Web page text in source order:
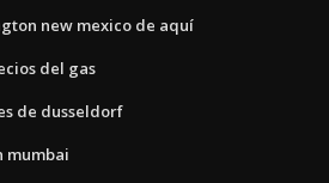
new mexico de aquí
del gas
de dusseldorf
mumbai